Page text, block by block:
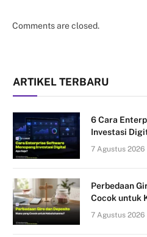
Comments are closed.
ARTIKEL TERBARU
6 Cara
Investasi
7 Agustus 2026
Perbedaan
Cocok untuk
7 Agustus 2026